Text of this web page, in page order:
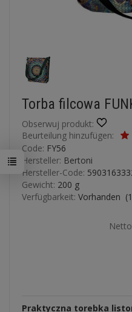
Torba filcowa
Obserwuj produkt:
Beurteilung hinzufügen:
Code: FY56
Hersteller: Bertoni
Hersteller-Code:
Gewicht: 200 g
Verfügbarkeit: Vorhanden (
Praktyczna torebka